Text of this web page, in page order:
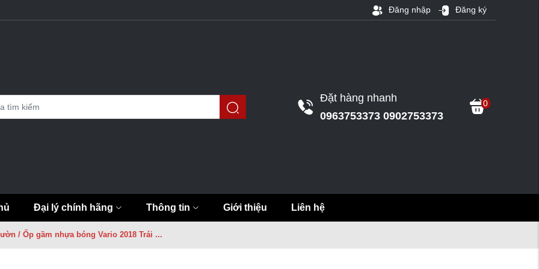
Đăng nhập Đăng ký
Đặt hàng nhanh
0963753373 0902753373
0
Đại lý chính hãng Thông tin Giới thiệu Liên hệ
/ Ốp gầm nhựa bóng Vario 2018 Trái ...